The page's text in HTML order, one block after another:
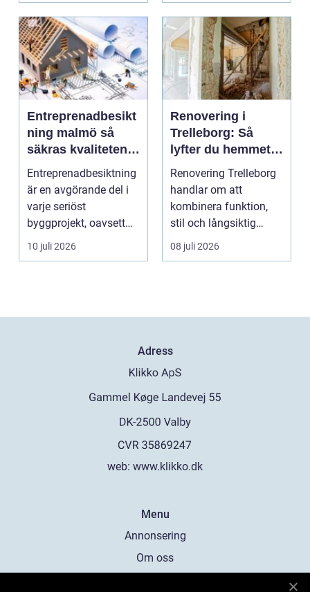
Entreprenadbesikt
ning malmö så
säkras kvaliteten i
byggprojekt
Entreprenadbesiktning
är en avgörande del i
varje seriöst
byggprojekt, oavsett
om det handlar om en
10 juli 2026
Renovering i
Trelleborg: Så
lyfter du hemmet
på ett smart sätt
Renovering Trelleborg
handlar om att
kombinera funktion,
stil och långsiktig
ekonomi i samma p...
08 juli 2026
Adress
web: www.klikko.dk
Menu
Annonsering
Om oss